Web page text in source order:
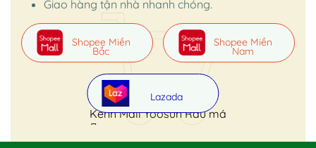
Giao hàng tận nhà nhanh chóng.
Kênh Mall Yoosun Rau má
Shopee Miền
Bắc
Shopee Miền
Nam
Lazada